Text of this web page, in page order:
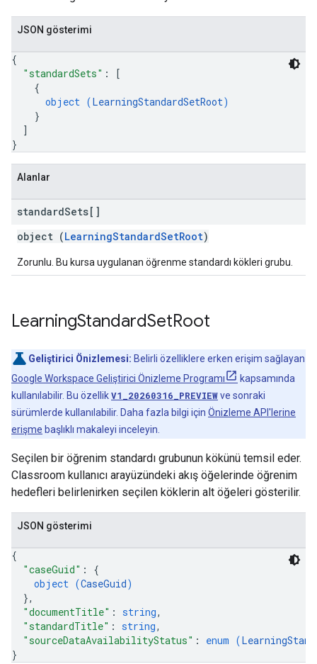
JSON gösterimi
{
"standardSets" :
[
{
object (LearningStandardSetRoot)
}
]
}
Alanlar
standardSets[]
object (LearningStandardSetRoot)
Zorunlu. Bu kursa uygulanan öğrenme standardı kökleri grubu.
LearningStandardSetRoot
Geliştirici Önizlemesi: Belirli özelliklere erken erişim sağlayan
Google Workspace Geliştirici Önizleme Programı
kapsamında
kullanılabilir. Bu özellikV1_20260316_PREVIEWve sonraki
sürümlerde kullanılabilir. Daha fazla bilgi için Önizleme API'lerine
erişme başlıklı makaleyi inceleyin.
Seçilen bir öğrenim standardı grubunun kökünü temsil eder.
Classroom kullanıcı arayüzündeki akış öğelerinde öğrenim
hedefleri belirlenirken seçilen köklerin alt öğeleri gösterilir.
JSON gösterimi
{
"caseGuid" : {
object (CaseGuid)
},
"documentTitle" : string,
"standardTitle" : string,
"sourceDataAvailabilityStatus" : enum (
}